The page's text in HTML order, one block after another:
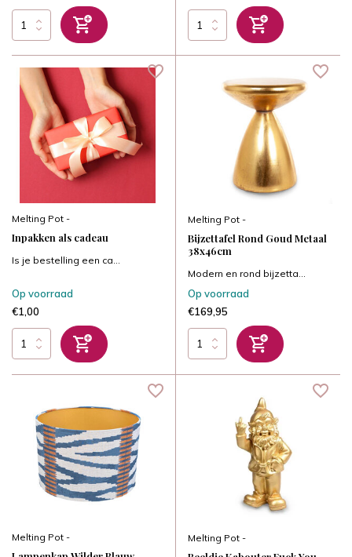
Melting Pot -
Inpakken als cadeau
Is je bestelling een ca...
Op voorraad
€1,00
Melting Pot -
Bijzettafel Rond Goud Metaal
38x46cm
Modern en rond bijzetta...
Op voorraad
€169,95
Melting Pot - Melting Pot -